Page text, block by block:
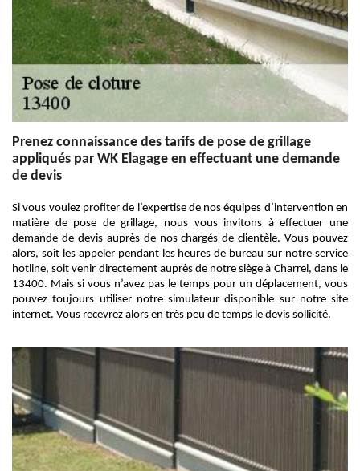
Prenez connaissance des tarifs de pose de grillage
appliqués par WK Elagage en effectuant une demande
de devis
Si vous voulez profiter de l’expertise de nos équipes d’intervention en
matière de pose de grillage, nous vous invitons à effectuer une
demande de devis auprès de nos chargés de clientèle. Vous pouvez
alors, soit les appeler pendant les heures de bureau sur notre service
hotline, soit venir directement auprès de notre siège à Charrel, dans le
13400. Mais si vous n’avez pas le temps pour un déplacement, vous
pouvez toujours utiliser notre simulateur disponible sur notre site
internet. Vous recevrez alors en très peu de temps le devis sollicité.